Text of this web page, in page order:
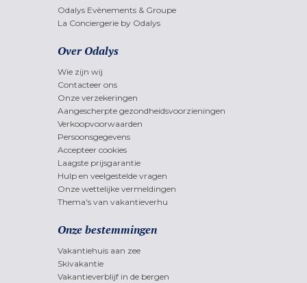
Odalys Evènements & Groupe
La Conciergerie by Odalys
Over Odalys
Wie zijn wij
Contacteer ons
Onze verzekeringen
Aangescherpte gezondheidsvoorzieningen
Verkoopvoorwaarden
Persoonsgegevens
Accepteer cookies
Laagste prijsgarantie
Hulp en veelgestelde vragen
Onze wettelijke vermeldingen
Thema's van vakantieverhu
Onze bestemmingen
Vakantiehuis aan zee
Skivakantie
Vakantieverblijf in de bergen